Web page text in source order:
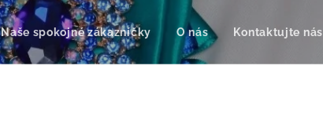
Naše spokojné zákazníčky O nás Kontaktujte nás